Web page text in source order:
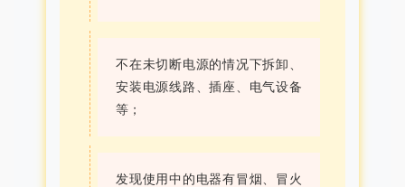
不在未切断电源的情况下拆卸、
安装电源线路、插座、电气设备
等；
发现使用中的电器有冒烟、冒火